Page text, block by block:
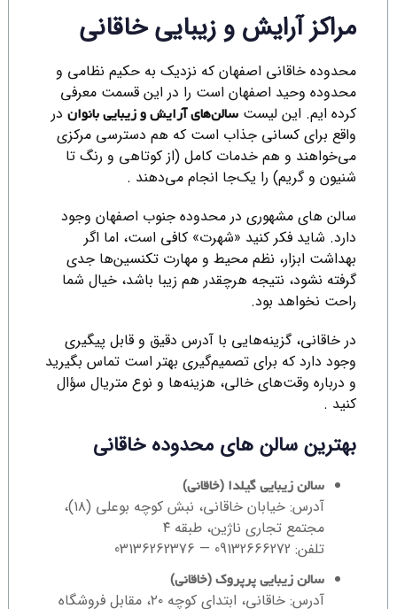
مراکز آرایش و زیبایی خاقانی
محدوده خاقانی اصفهان که نزدیک به حکیم نظامی و
محدوده وحید اصفهان است را در این قسمت معرفی
کرده ایم. این لیست سالن‌های آرایش و زیبایی بانوان در
واقع برای کسانی جذاب است که هم دسترسی مرکزی
می‌خواهند و هم خدمات کامل (از کوتاهی و رنگ تا
شنیون و گریم) را یک‌جا انجام می‌دهند .
سالن های مشهوری در محدوده جنوب اصفهان وجود
دارد. شاید فکر کنید «شهرت» کافی است، اما اگر
بهداشت ابزار، نظم محیط و مهارت تکنسین‌ها جدی
گرفته نشود، نتیجه هرچقدر هم زیبا باشد، خیال شما
راحت نخواهد بود.
در خاقانی، گزینه‌هایی با آدرس دقیق و قابل پیگیری
وجود دارد که برای تصمیم‌گیری بهتر است تماس بگیرید
و درباره وقت‌های خالی، هزینه‌ها و نوع متریال سؤال
کنید .
بهترین سالن های محدوده خاقانی
سالن زیبایی گیلدا (خاقانی)
آدرس: خیابان خاقانی، نبش کوچه بوعلی (۱۸)،
مجتمع تجاری ناژین، طبقه ۴
تلفن: 09132666272 — 03136262376
سالن زیبایی پرپروک (خاقانی)
آدرس: خاقانی، ابتدای کوچه ۲۰، مقابل فروشگاه